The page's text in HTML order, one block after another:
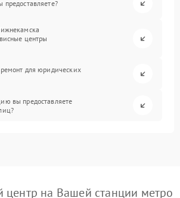
центры
для юридических
вы предоставляете
на Вашей станции метро